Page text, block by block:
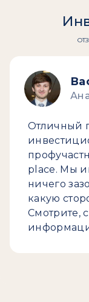
Отличный
place. Мы
ничего
какую
Смотрите,